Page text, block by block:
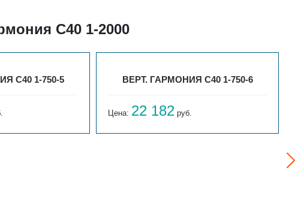
С40 1-2000
С40 1-750-5 ВЕРТ. ГАРМОНИЯ С40 1-750-6
Цена: 22 182 руб.